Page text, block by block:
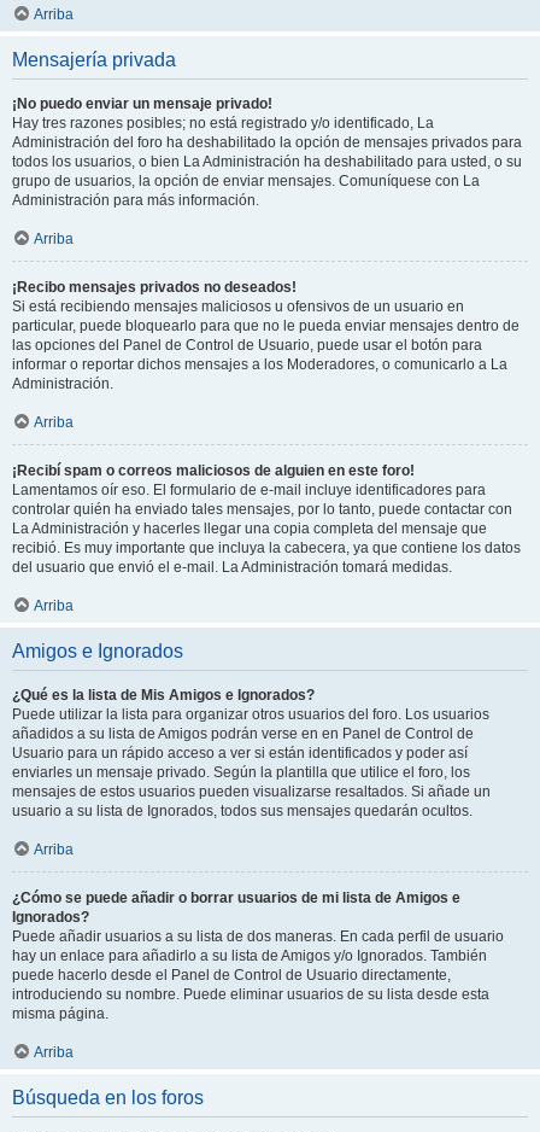
Arriba
Mensajería privada
¡No puedo enviar un mensaje privado!
Hay tres razones posibles; no está registrado y/o identificado, La
Administración del foro ha deshabilitado la opción de mensajes privados para
todos los usuarios, o bien La Administración ha deshabilitado para usted, o su
grupo de usuarios, la opción de enviar mensajes. Comuníquese con La
Administración para más información.
Arriba
¡Recibo mensajes privados no deseados!
Si está recibiendo mensajes maliciosos u ofensivos de un usuario en
particular, puede bloquearlo para que no le pueda enviar mensajes dentro de
las opciones del Panel de Control de Usuario, puede usar el botón para
informar o reportar dichos mensajes a los Moderadores, o comunicarlo a La
Administración.
Arriba
¡Recibí spam o correos maliciosos de alguien en este foro!
Lamentamos oír eso. El formulario de e-mail incluye identificadores para
controlar quién ha enviado tales mensajes, por lo tanto, puede contactar con
La Administración y hacerles llegar una copia completa del mensaje que
recibió. Es muy importante que incluya la cabecera, ya que contiene los datos
del usuario que envió el e-mail. La Administración tomará medidas.
Arriba
Amigos e Ignorados
¿Qué es la lista de Mis Amigos e Ignorados?
Puede utilizar la lista para organizar otros usuarios del foro. Los usuarios
añadidos a su lista de Amigos podrán verse en en Panel de Control de
Usuario para un rápido acceso a ver si están identificados y poder así
enviarles un mensaje privado. Según la plantilla que utilice el foro, los
mensajes de estos usuarios pueden visualizarse resaltados. Si añade un
usuario a su lista de Ignorados, todos sus mensajes quedarán ocultos.
Arriba
¿Cómo se puede añadir o borrar usuarios de mi lista de Amigos e
Ignorados?
Puede añadir usuarios a su lista de dos maneras. En cada perfil de usuario
hay un enlace para añadirlo a su lista de Amigos y/o Ignorados. También
puede hacerlo desde el Panel de Control de Usuario directamente,
introduciendo su nombre. Puede eliminar usuarios de su lista desde esta
misma página.
Arriba
Búsqueda en los foros